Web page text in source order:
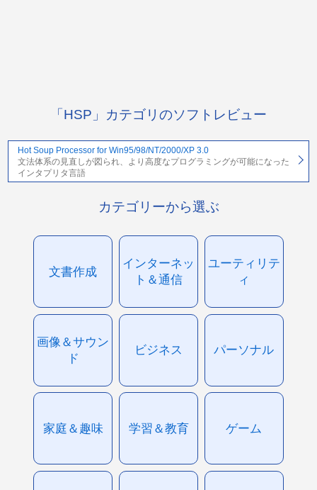
「HSP」カテゴリのソフトレビュー
Hot Soup Processor for Win95/98/NT/2000/XP 3.0
文法体系の見直しが図られ、より高度なプログラミングが可能になった
インタプリタ言語
カテゴリーから選ぶ
文書作成
インターネッ
ト＆通信
ユーティリテ
ィ
画像＆サウン
ド
ビジネス パーソナル
家庭＆趣味 学習＆教育 ゲーム